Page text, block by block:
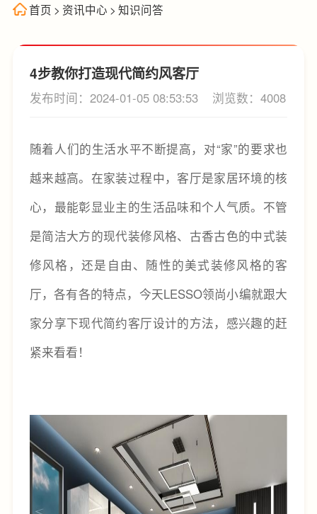
首页 > 资讯中心 > 知识问答
4步教你打造现代简约风客厅
发布时间：2024-01-05 08:53:53 浏览数：4008
随着人们的生活水平不断提高，对“家”的要求也
越来越高。在家装过程中，客厅是家居环境的核
心，最能彰显业主的生活品味和个人气质。不管
是简洁大方的现代装修风格、古香古色的中式装
修风格，还是自由、随性的美式装修风格的客
厅，各有各的特点，今天LESSO领尚小编就跟大
家分享下现代简约客厅设计的方法，感兴趣的赶
紧来看看！